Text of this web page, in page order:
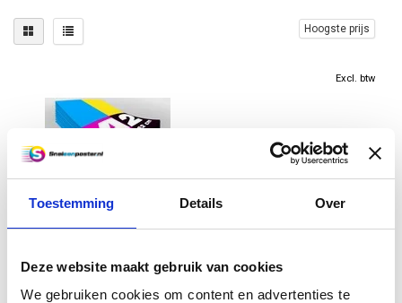
Toestemming Details Over
Deze website maakt gebruik van cookies
We gebruiken cookies om content en advertenties te
Hoogste prijs
A2 Offset (59,4 x 42 cm)
€0,83
Excl. btw